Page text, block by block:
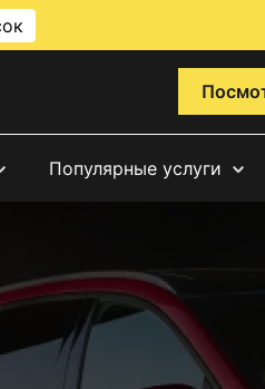
Популярные услуги